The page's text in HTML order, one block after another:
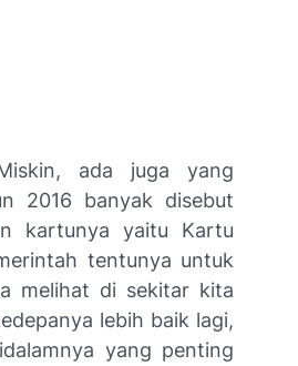
ada juga yang
2016 banyak disebut
kartunya yaitu Kartu
tentunya untuk
melihat di sekitar kita
lebih baik lagi,
yang penting